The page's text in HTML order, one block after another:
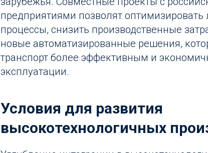
предприятиями позволят оптимизировать
процессы, снизить производственные
новые автоматизированные решения,
транспорт более эффективным и
эксплуатации.
Условия для развития
высокотехнологичных